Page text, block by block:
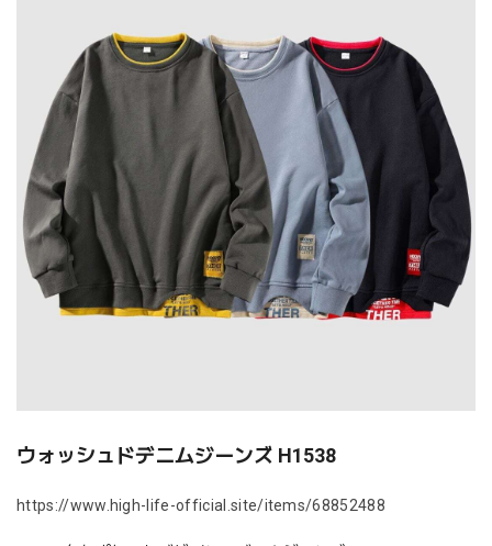
ウォッシュドデニムジーンズ H1538
https://www.high-life-official.site/items/68852488